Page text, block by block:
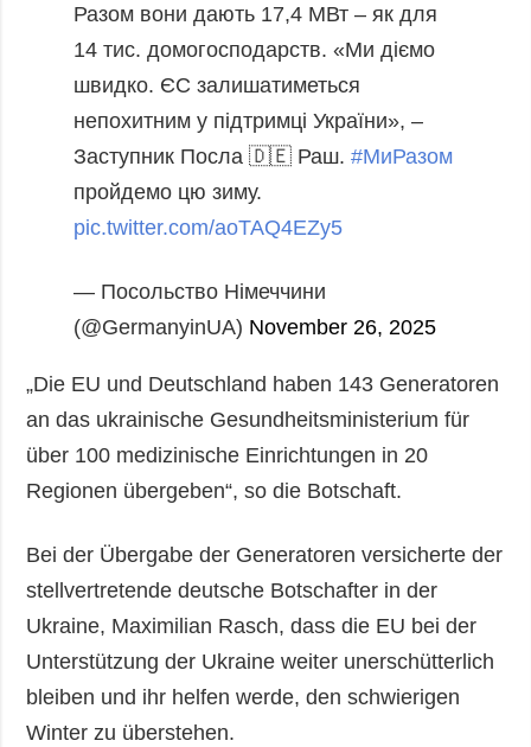
Разом вони дають 17,4 МВт – як для
14 тис. домогосподарств. «Ми діємо
швидко. ЄС залишатиметься
непохитним у підтримці України», –
Заступник Посла 🇩🇪 Раш.#МиРазом
пройдемо цю зиму.
pic.twitter.com/aoTAQ4EZy5
— Посольство Німеччини
(@GermanyinUA) November 26, 2025
„Die EU und Deutschland haben 143 Generatoren
an das ukrainische Gesundheitsministerium für
über 100 medizinische Einrichtungen in 20
Regionen übergeben“, so die Botschaft.
Bei der Übergabe der Generatoren versicherte der
stellvertretende deutsche Botschafter in der
Ukraine, Maximilian Rasch, dass die EU bei der
Unterstützung der Ukraine weiter unerschütterlich
bleiben und ihr helfen werde, den schwierigen
Winter zu überstehen.